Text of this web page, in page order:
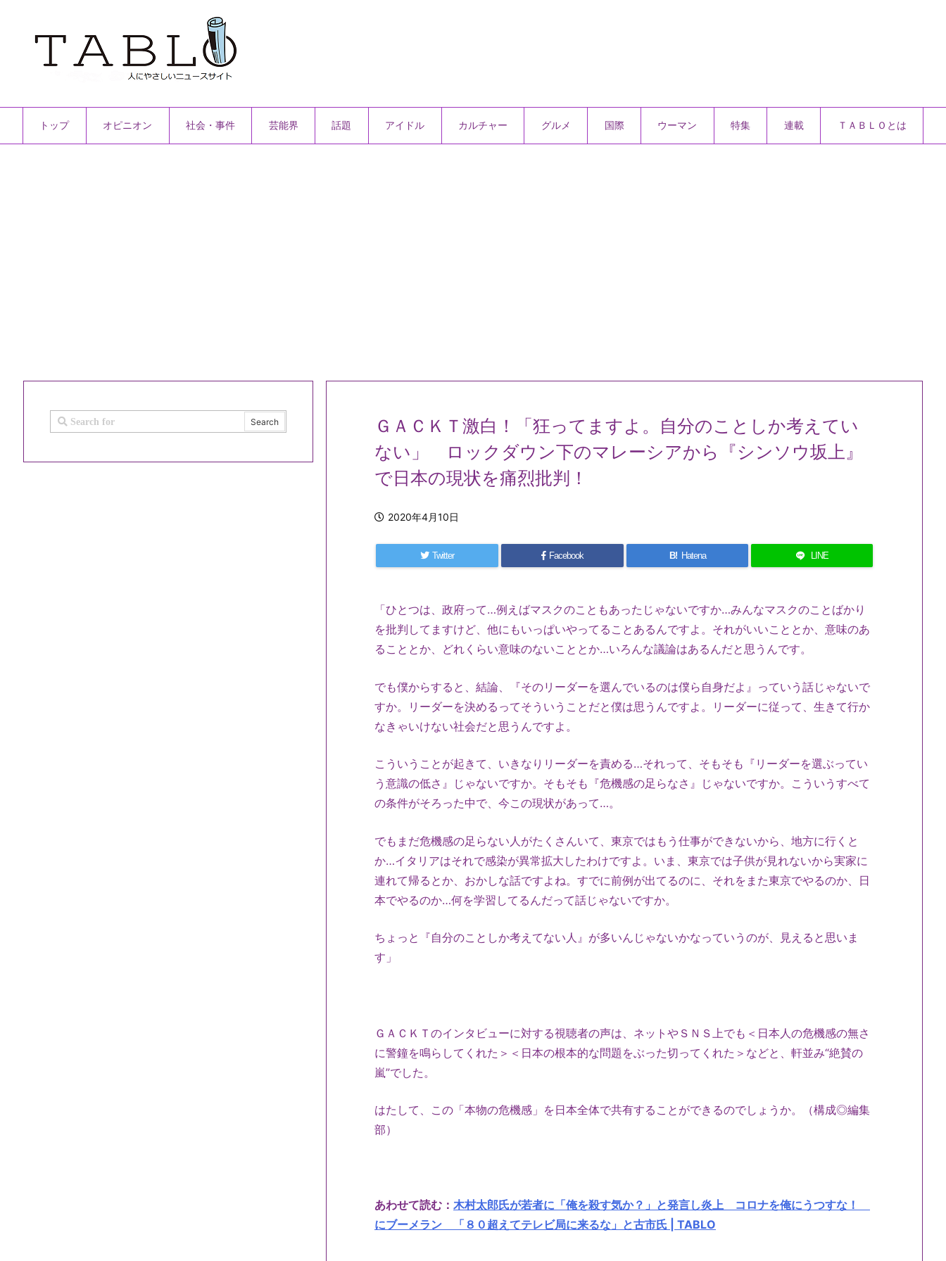
トップ オピニオン 社会・事件 芸能界 話題 アイドル カルチャー グルメ 国際 ウーマン 特集 連載 ＴＡＢＬＯとは
ＧＡＣＫＴ激白！「狂ってますよ。自分のことしか考えてい
ない」 ロックダウン下のマレーシアから『シンソウ坂上』
で日本の現状を痛烈批判！
2020年4月10日
Twitter Facebook B! Hatena LINE
「ひとつは、政府って…例えばマスクのこともあったじゃないですか…みんなマスクのことばかり
を批判してますけど、他にもいっぱいやってることあるんですよ。それがいいこととか、意味のあ
ることとか、どれくらい意味のないこととか…いろんな議論はあるんだと思うんです。
でも僕からすると、結論、『そのリーダーを選んでいるのは僕ら自身だよ』っていう話じゃないで
すか。リーダーを決めるってそういうことだと僕は思うんですよ。リーダーに従って、生きて行か
なきゃいけない社会だと思うんですよ。
こういうことが起きて、いきなりリーダーを責める…それって、そもそも『リーダーを選ぶってい
う意識の低さ』じゃないですか。そもそも『危機感の足らなさ』じゃないですか。こういうすべて
の条件がそろった中で、今この現状があって…。
でもまだ危機感の足らない人がたくさんいて、東京ではもう仕事ができないから、地方に行くと
か…イタリアはそれで感染が異常拡大したわけですよ。いま、東京では子供が見れないから実家に
連れて帰るとか、おかしな話ですよね。すでに前例が出てるのに、それをまた東京でやるのか、日
本でやるのか…何を学習してるんだって話じゃないですか。
ちょっと『自分のことしか考えてない人』が多いんじゃないかなっていうのが、見えると思いま
す」
ＧＡＣＫＴのインタビューに対する視聴者の声は、ネットやＳＮＳ上でも＜日本人の危機感の無さ
に警鐘を鳴らしてくれた＞＜日本の根本的な問題をぶった切ってくれた＞などと、軒並み“絶賛の
嵐”でした。
はたして、この「本物の危機感」を日本全体で共有することができるのでしょうか。（構成◎編集
部）
あわせて読む： 木村太郎氏が若者に「俺を殺す気か？」と発言し炎上 コロナを俺にうつすな！
にブーメラン 「８０超えてテレビ局に来るな」と古市氏 | TABLO